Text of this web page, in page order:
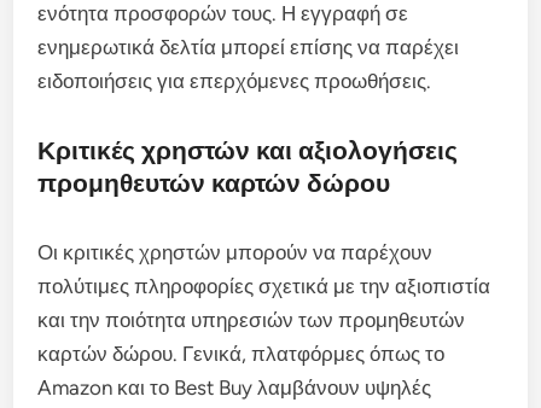
ενότητα προσφορών τους. Η εγγραφή σε
ενημερωτικά δελτία μπορεί επίσης να παρέχει
ειδοποιήσεις για επερχόμενες προωθήσεις.
Κριτικές χρηστών και αξιολογήσεις
προμηθευτών καρτών δώρου
Οι κριτικές χρηστών μπορούν να παρέχουν
πολύτιμες πληροφορίες σχετικά με την αξιοπιστία
και την ποιότητα υπηρεσιών των προμηθευτών
καρτών δώρου. Γενικά, πλατφόρμες όπως το
Amazon και το Best Buy λαμβάνουν υψηλές